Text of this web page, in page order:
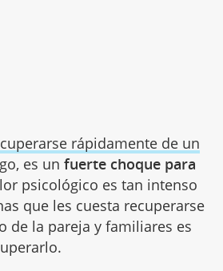
rápidamente de un
es un fuerte choque para
psicológico es tan intenso
que les cuesta recuperarse
de la pareja y familiares es